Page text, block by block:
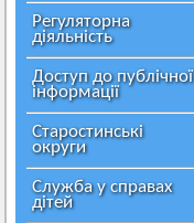
Регуляторна
діяльність
Доступ до публічної
інформації
Старостинські
округи
Служба у справах
дітей